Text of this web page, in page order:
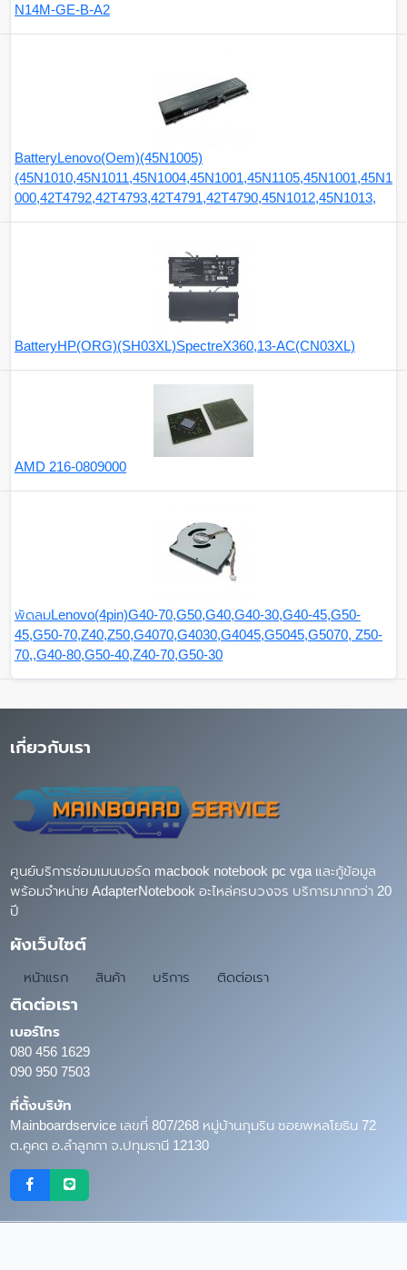
N14M-GE-B-A2
BatteryLenovo(Oem)(45N1005)
(45N1010,45N1011,45N1004,45N1001,45N1105,45N1001,45N1
000,42T4792,42T4793,42T4791,42T4790,45N1012,45N1013,
BatteryHP(ORG)(SH03XL)SpectreX360,13-AC(CN03XL)
AMD 216-0809000
พัดลมLenovo(4pin)G40-70,G50,G40,G40-30,G40-45,G50-
45,G50-70,Z40,Z50,G4070,G4030,G4045,G5045,G5070, Z50-
70,,G40-80,G50-40,Z40-70,G50-30
เกี่ยวกับเรา
ศูนย์บริการซ่อมเมนบอร์ด macbook notebook pc vga และกู้ข้อมูล
พร้อมจำหน่าย AdapterNotebook อะไหล่ครบวงจร บริการมากกว่า 20
ปี
ผังเว็บไซต์
หน้าแรก สินค้า บริการ ติดต่อเรา
ติดต่อเรา
เบอร์โทร
080 456 1629
090 950 7503
ที่ตั้งบริษัท
Mainboardservice เลขที่ 807/268 หมู่บ้านภุมริน ซอยพหลโยธิน 72
ต.คูคต อ.ลำลูกกา จ.ปทุมธานี 12130